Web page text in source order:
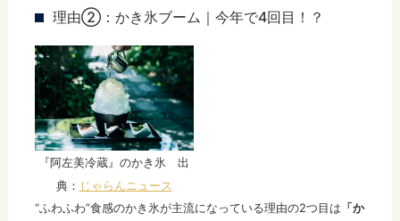
理由②：かき氷ブーム｜今年で4回目！？
『阿左美冷蔵』のかき氷 出
典： じゃらんニュース
“ふわふわ”食感のかき氷が主流になっている理由の2つ目は 「か